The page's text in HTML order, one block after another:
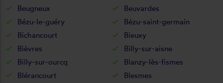
Beugneux
Beuvardes
Bézu-le-guéry
Bézu-saint-germain
Bichancourt
Bieuxy
Bièvres
Billy-sur-aisne
Billy-sur-ourcq
Blanzy-lès-fismes
Blérancourt
Blesmes